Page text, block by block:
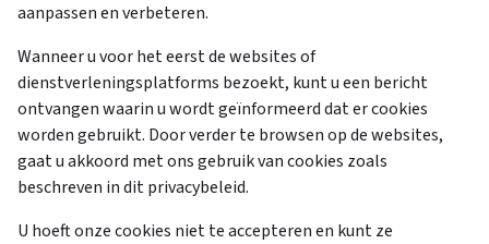
aanpassen en verbeteren.
Wanneer u voor het eerst de websites of
dienstverleningsplatforms bezoekt, kunt u een bericht
ontvangen waarin u wordt geïnformeerd dat er cookies
worden gebruikt. Door verder te browsen op de websites,
gaat u akkoord met ons gebruik van cookies zoals
beschreven in dit privacybeleid.
U hoeft onze cookies niet te accepteren en kunt ze